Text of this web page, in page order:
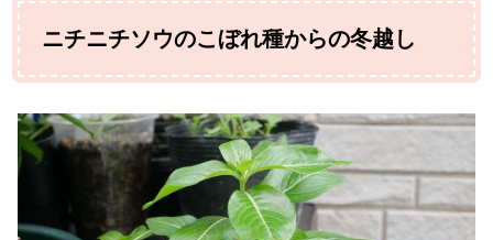
ニチニチソウのこぼれ種からの冬越し